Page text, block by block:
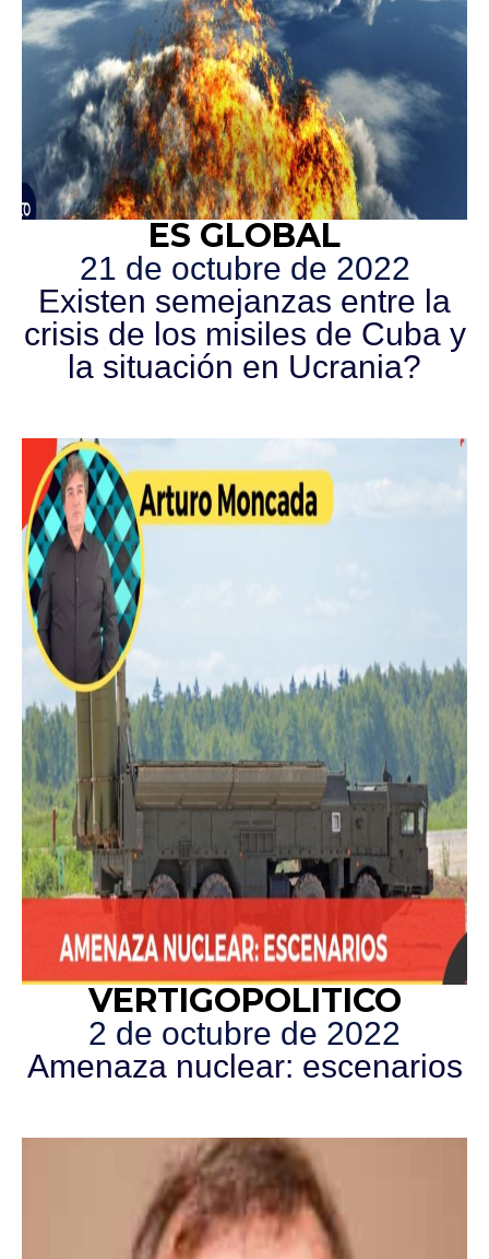
ES GLOBAL
21 de octubre de 2022
Existen semejanzas entre la
crisis de los misiles de Cuba y
la situación en Ucrania?
VERTIGOPOLITICO
2 de octubre de 2022
Amenaza nuclear: escenarios